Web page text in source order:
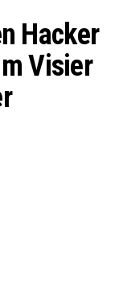
Hacker
Visier